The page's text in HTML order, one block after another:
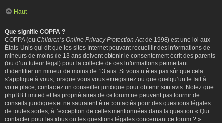
Haut
Que signifie COPPA ?
COPPA (ou Children’s Online Privacy Protection Actde 1998) est une loi aux
États-Unis qui dit que les sites Internet pouvant recueillir des informations de
mineurs de moins de 13 ans doivent obtenir le consentement écrit des parents
(ou d’un tuteur légal) pour la collecte de ces informations permettant
d’identifier un mineur de moins de 13 ans. Si vous n’êtes pas sûr que cela
s’applique à vous, lorsque vous vous enregistrez ou que quelqu’un le fait à
votre place, contactez un conseiller juridique pour obtenir son avis. Notez que
phpBB Limited et les propriétaires de ce forum ne peuvent pas fournir de
conseils juridiques et ne sauraient être contactés pour des questions légales
de toutes sortes, à l’exception de celles mentionnées dans la question « Qui
contacter pour les abus ou les questions légales concernant ce forum ? ».